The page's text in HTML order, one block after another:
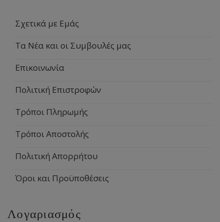
Σχετικά με Εμάς
Τα Νέα και οι Συμβουλές μας
Επικοινωνία
Πολιτική Επιστροφών
Τρόποι Πληρωμής
Τρόποι Αποστολής
Πολιτική Απορρήτου
Όροι και Προϋποθέσεις
Λογαριασμός